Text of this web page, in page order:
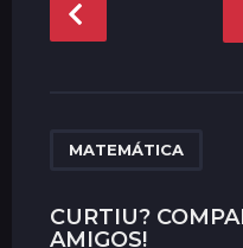
o
i
MATEMÁTICA
CURTIU?
AMIGOS!